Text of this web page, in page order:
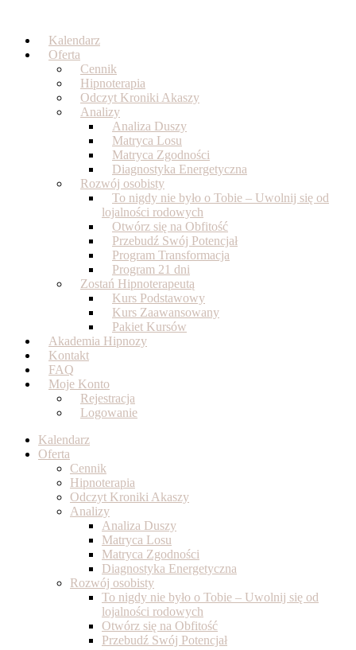
content
Kalendarz
Oferta
Cennik
Hipnoterapia
Odczyt Kroniki Akaszy
Analizy
Analiza Duszy
Matryca Losu
Matryca Zgodności
Diagnostyka Energetyczna
Rozwój osobisty
To nigdy nie było o Tobie – Uwolnij się od
lojalności rodowych
Otwórz się na Obfitość
Przebudź Swój Potencjał
Program Transformacja
Program 21 dni
Zostań Hipnoterapeutą
Kurs Podstawowy
Kurs Zaawansowany
Pakiet Kursów
Akademia Hipnozy
Kontakt
FAQ
Moje Konto
Rejestracja
Logowanie
Kalendarz
Oferta
Cennik
Hipnoterapia
Odczyt Kroniki Akaszy
Analizy
Analiza Duszy
Matryca Losu
Matryca Zgodności
Diagnostyka Energetyczna
Rozwój osobisty
To nigdy nie było o Tobie – Uwolnij się od
lojalności rodowych
Otwórz się na Obfitość
Przebudź Swój Potencjał